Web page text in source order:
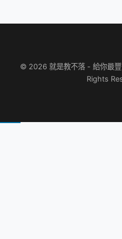
© 2026 就是教不落 - 給你最
Rights